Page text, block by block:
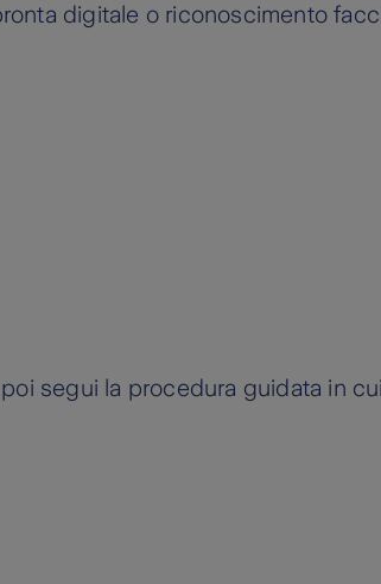
digitale o riconoscimento
segui la procedura guidata in